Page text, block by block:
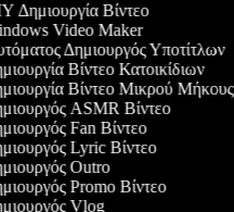
Δημιουργία Βίντεο
Video Maker
Δημιουργός Υποτίτλων
Βίντεο Κατοικίδιων
Βίντεο Μικρού Μήκους
ASMR Βίντεο
Fan Βίντεο
Lyric Βίντεο
Outro
Promo Βίντεο
Vlog